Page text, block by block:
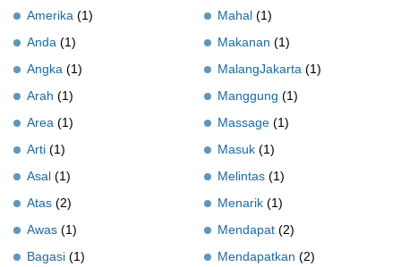
Amerika (1)
Anda (1)
Angka (1)
Arah (1)
Area (1)
Arti (1)
Asal (1)
Atas (2)
Awas (1)
Bagasi (1)
Mahal (1)
Makanan (1)
MalangJakarta (1)
Manggung (1)
Massage (1)
Masuk (1)
Melintas (1)
Menarik (1)
Mendapat (2)
Mendapatkan (2)